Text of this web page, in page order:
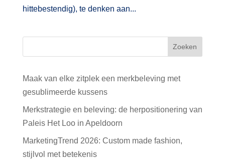
hittebestendig), te denken aan...
Maak van elke zitplek een merkbeleving met
gesublimeerde kussens
Merkstrategie en beleving: de herpositionering van
Paleis Het Loo in Apeldoorn
MarketingTrend 2026: Custom made fashion,
stijlvol met betekenis